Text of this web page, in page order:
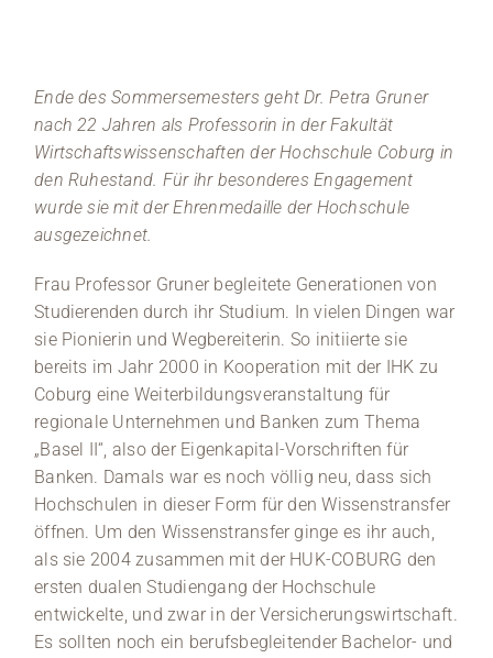
Ende des Sommersemesters geht Dr. Petra Gruner
nach 22 Jahren als Professorin in der Fakultät
Wirtschaftswissenschaften der Hochschule Coburg in
den Ruhestand. Für ihr besonderes Engagement
wurde sie mit der Ehrenmedaille der Hochschule
ausgezeichnet.
Frau Professor Gruner begleitete Generationen von
Studierenden durch ihr Studium. In vielen Dingen war
sie Pionierin und Wegbereiterin. So initiierte sie
bereits im Jahr 2000 in Kooperation mit der IHK zu
Coburg eine Weiterbildungsveranstaltung für
regionale Unternehmen und Banken zum Thema
„Basel II“, also der Eigenkapital-Vorschriften für
Banken. Damals war es noch völlig neu, dass sich
Hochschulen in dieser Form für den Wissenstransfer
öffnen. Um den Wissenstransfer ginge es ihr auch,
als sie 2004 zusammen mit der HUK-COBURG den
ersten dualen Studiengang der Hochschule
entwickelte, und zwar in der Versicherungswirtschaft.
Es sollten noch ein berufsbegleitender Bachelor- und